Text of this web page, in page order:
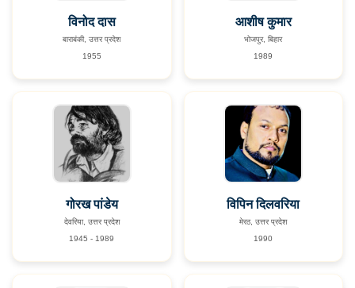
विनोद दास
बाराबंकी, उत्तर प्रदेश
1955
आशीष कुमार
भोजपुर, बिहार
1989
गोरख पांडेय
देवरिया, उत्तर प्रदेश
1945 - 1989
विपिन दिलवरिया
मेरठ, उत्तर प्रदेश
1990